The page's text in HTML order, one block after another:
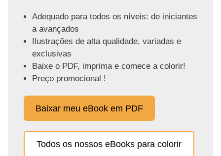
Adequado para todos os níveis: de iniciantes
a avançados
Ilustrações de alta qualidade, variadas e
exclusivas
Baixe o PDF, imprima e comece a colorir!
Preço promocional !
Baixar meu eBook em PDF
Todos os nossos eBooks para colorir